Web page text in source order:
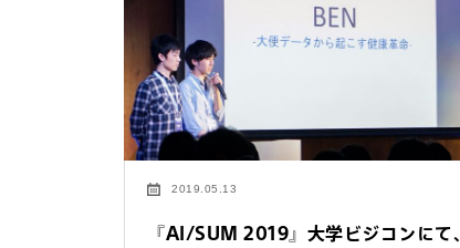
2019.05.13
『AI/SUM 2019』大学ビジコンにて、